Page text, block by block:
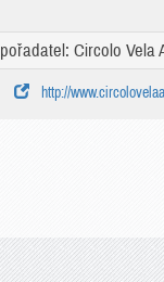
pořadatel: Circolo Vela
http://